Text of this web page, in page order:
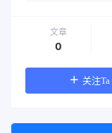
文章
0
关注Ta